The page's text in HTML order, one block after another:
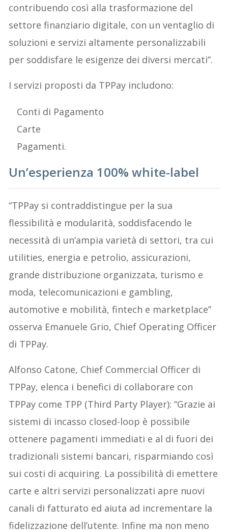
contribuendo così alla trasformazione del
settore finanziario digitale, con un ventaglio di
soluzioni e servizi altamente personalizzabili
per soddisfare le esigenze dei diversi mercati”.
I servizi proposti da TPPay includono:
Conti di Pagamento
Carte
Pagamenti.
Un’esperienza 100% white-label
“TPPay si contraddistingue per la sua
flessibilità e modularità, soddisfacendo le
necessità di un’ampia varietà di settori, tra cui
utilities, energia e petrolio, assicurazioni,
grande distribuzione organizzata, turismo e
moda, telecomunicazioni e gambling,
automotive e mobilità, fintech e marketplace”
osserva Emanuele Grio, Chief Operating Officer
di TPPay.
Alfonso Catone, Chief Commercial Officer di
TPPay, elenca i benefici di collaborare con
TPPay come TPP (Third Party Player): “Grazie ai
sistemi di incasso closed-loop è possibile
ottenere pagamenti immediati e al di fuori dei
tradizionali sistemi bancari, risparmiando così
sui costi di acquiring. La possibilità di emettere
carte e altri servizi personalizzati apre nuovi
canali di fatturato ed aiuta ad incrementare la
fidelizzazione dell’utente. Infine ma non meno